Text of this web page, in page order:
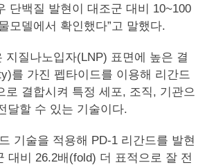
단백질 발현이 대조군 대비 10~100
모델에서 확인했다”고 말했다.
지질나노입자(LNP) 표면에 높은 결
를 가진 펩타이드를 이용해 리간드
로 결합시켜 특정 세포, 조직, 기관으
달할 수 있는 기술이다.
기술을 적용해 PD-1 리간드를 발현
대비 26.2배(fold) 더 표적으로 잘 전